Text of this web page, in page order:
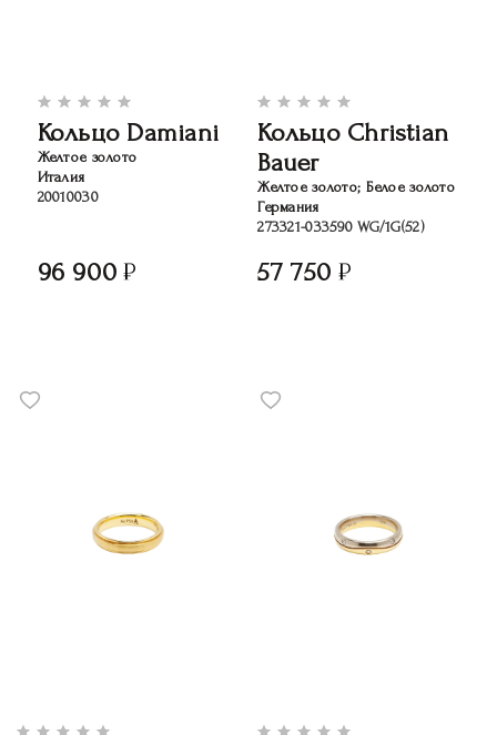
Кольцо Damiani
Желтое золото
Италия
20010030
96 900
Кольцо Christian
Bauer
Желтое золото; Белое золото
Германия
273321-033590 WG/1G(52)
57 750